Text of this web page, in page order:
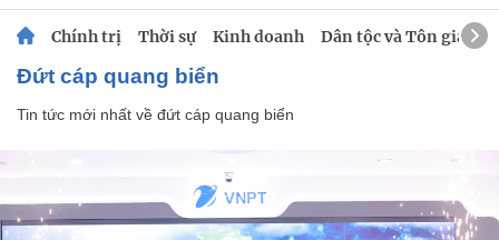
Chính trị Thời sự Kinh doanh Dân tộc và Tôn giáo
đứt cáp quang biển
Tin tức mới nhất về đứt cáp quang biển